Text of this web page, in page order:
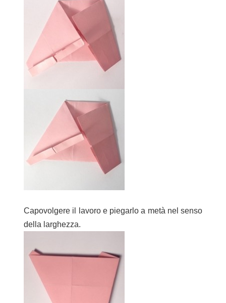
Capovolgere il lavoro e piegarlo a metà nel senso
della larghezza.